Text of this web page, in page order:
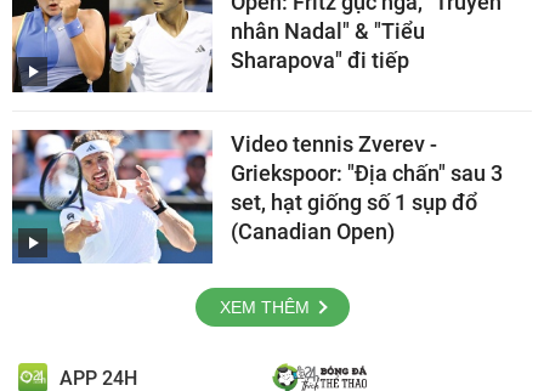
nhân Nadal" & "Tiểu
Sharapova" đi tiếp
Video tennis Zverev -
Griekspoor: "Địa chấn" sau 3
set, hạt giống số 1 sụp đổ
(Canadian Open)
XEM THÊM
APP 24H